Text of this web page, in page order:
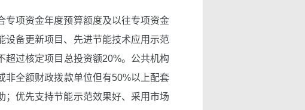
专项资金年度预算额度及以往专项资金
设备更新项目、先进节能技术应用示范
超过核定项目总投资额20%。公共机构
非全额财政拨款单位但有50%以上配套
；优先支持节能示范效果好、采用市场